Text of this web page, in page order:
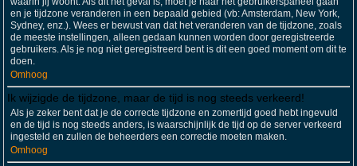
en je tijdzone veranderen in een bepaald gebied (vb: Amsterdam, New York,
Sydney, enz.). Wees er bewust van dat het veranderen van de tijdzone, zoals
de meeste instellingen, alleen gedaan kunnen worden door geregistreerde
gebruikers. Als je nog niet geregistreerd bent is dit een goed moment om dit te
doen.
Omhoog
Ik wijzigde de tijdzone, maar de tijd is nog steeds verkeerd!
Als je zeker bent dat je de correcte tijdzone en zomertijd goed hebt ingevuld
en de tijd is nog steeds anders, is waarschijnlijk de tijd op de server verkeerd
ingesteld en zullen de beheerders een correctie moeten maken.
Omhoog